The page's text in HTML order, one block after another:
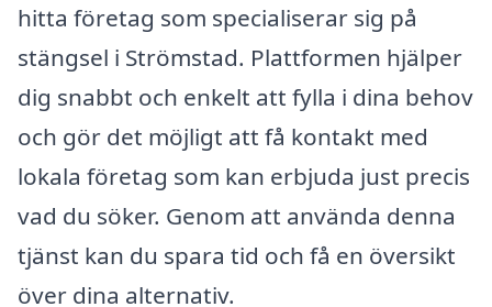
hitta företag som specialiserar sig på
stängsel i Strömstad. Plattformen hjälper
dig snabbt och enkelt att fylla i dina behov
och gör det möjligt att få kontakt med
lokala företag som kan erbjuda just precis
vad du söker. Genom att använda denna
tjänst kan du spara tid och få en översikt
över dina alternativ.